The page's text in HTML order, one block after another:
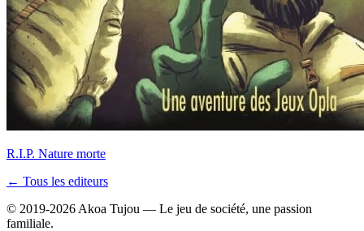
R.I.P. Nature morte
← Tous les editeurs
© 2019-2026 Akoa Tujou — Le jeu de société, une passion
familiale.